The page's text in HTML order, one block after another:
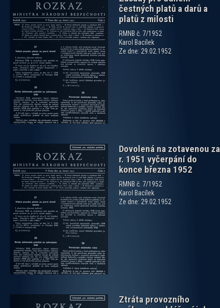
čestných platů a darů a
platů z milosti
RMNB č. 7/1952
Karol Bacílek
Ze dne: 29.02.1952
Dovolená na zotavenou za
r. 1951 vyčerpání do
konce března 1952
RMNB č. 7/1952
Karol Bacílek
Ze dne: 29.02.1952
zobrazit PDF dokument
Ztráta provozního
zobrazit PDF dokument